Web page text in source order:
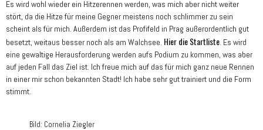
Es wird wohl wieder ein Hitzerennen werden, was mich aber nicht weiter
stört, da die Hitze für meine Gegner meistens noch schlimmer zu sein
scheint als für mich. Außerdem ist das Profifeld in Prag außerordentlich gut
besetzt, weitaus besser noch als am Walchsee. Hier die Startliste. Es wird
eine gewaltige Herausforderung werden aufs Podium zu kommen, was aber
auf jeden Fall das Ziel ist. Ich freue mich auf das für mich ganz neue Rennen
in einer mir schon bekannten Stadt! Ich habe sehr gut trainiert und die Form
stimmt.
Bild: Cornelia Ziegler